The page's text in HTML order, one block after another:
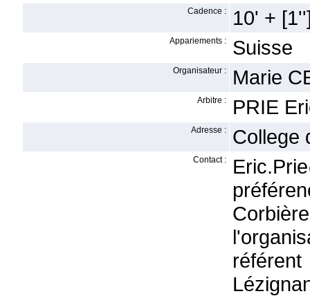
Cadence : 10' +
Appariements : Suisse
Organisateur : Marie
Arbitre : PRIE
Adresse : College
Contact :
référent